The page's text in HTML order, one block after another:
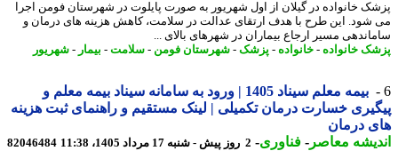
خانواده در گیلان از اول شهریور به صورت پایلوت در شهرستان فومن اجرا
این طرح با هدف ارتقای عدالت در سلامت، کاهش هزینه های درمان و
مسیر ارجاع بیماران در شهرهای بالای ...
خانواده- خانواده- پزشک -شهرستان فومن-سلامت-بیمار-شهریور
بیمه معلم سیناد 1405 | ورود به سامانه سیناد بیمه معلم و
خسارت درمان تکمیلی | لینک مستقیم و راهنمای ثبت هزینه
درمان
معاصر-فناوری- 2 روز پیش - شنبه 17 مرداد 1405، 11:38 82046484